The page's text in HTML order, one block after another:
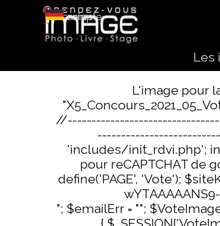
article(s)
|
|
|0
0.00 €
Partenaires
C'est quoi RDV•I ?
Contact
Mon compte
...
...
Les
L'image pour
'includes/init_rdvi.php';
pour reCAPTCHAT
define('PAGE', 'Vote');
"; $emailErr = "";